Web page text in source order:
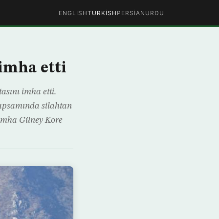
ENGLISHTURKISH PERSIAN URDU
imha etti
imha etti.
silahtan
Güney Kore